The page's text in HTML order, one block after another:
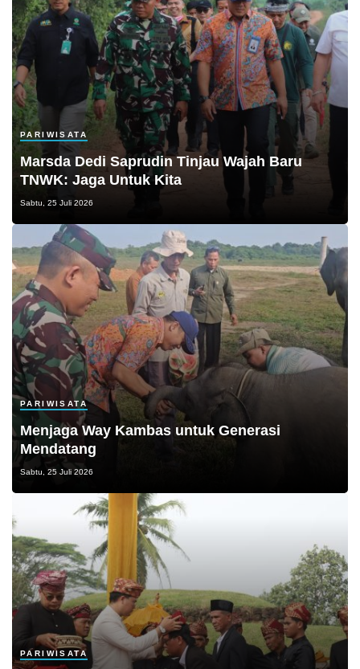
PARIWISATA
Marsda Dedi Saprudin Tinjau Wajah Baru
TNWK: Jaga Untuk Kita
Sabtu, 25 Juli 2026
PARIWISATA
Menjaga Way Kambas untuk Generasi
Mendatang
Sabtu, 25 Juli 2026
PARIWISATA